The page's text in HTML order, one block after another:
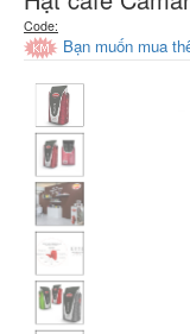
Code:
Bạn muốn mua